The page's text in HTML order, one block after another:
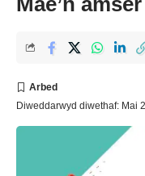
Diweddarwyd diwethaf: Mai